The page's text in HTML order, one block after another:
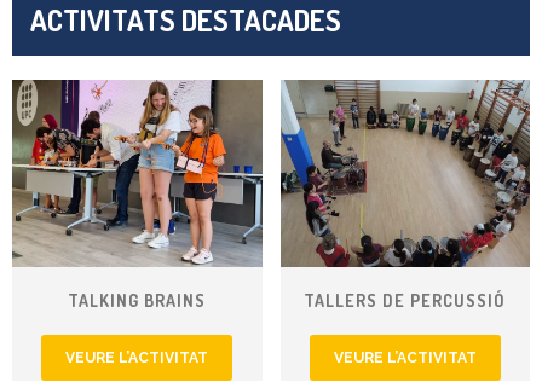
ACTIVITATS DESTACADES
TALKING BRAINS
VEURE L’ACTIVITAT
TALLERS DE PERCUSSIÓ
VEURE L’ACTIVITAT